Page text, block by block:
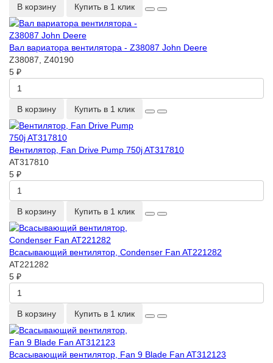
В корзину Купить в 1 клик
Вал вариатора вентилятора - Z38087 John Deere
Z38087, Z40190
5 ₽
В корзину Купить в 1 клик
Вентилятор, Fan Drive Pump 750j AT317810
AT317810
5 ₽
В корзину Купить в 1 клик
Всасывающий вентилятор, Condenser Fan AT221282
AT221282
5 ₽
В корзину Купить в 1 клик
Всасывающий вентилятор, Fan 9 Blade Fan AT312123